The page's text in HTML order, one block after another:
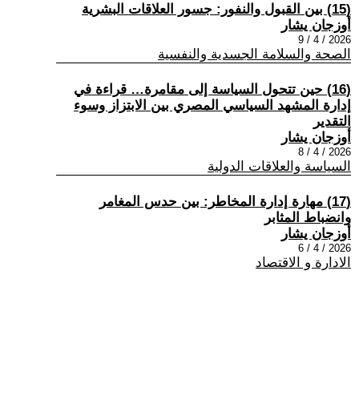
(15) بين القبول والنفور: جسور العلاقات البشرية
أوزجان يشار
2026 / 4 / 9
الصحة والسلامة الجسدية والنفسية
(16) حين تتحول السياسة إلى مقامرة… قراءة في
إدارة المشهد السياسي المصري بين الابتزاز وسوء
التقدير
أوزجان يشار
2026 / 4 / 8
السياسة والعلاقات الدولية
(17) مهارة إدارة المخاطر: بين حدس المغامر
وانضباط المثابر
أوزجان يشار
2026 / 4 / 6
الادارة و الاقتصاد